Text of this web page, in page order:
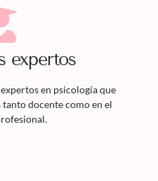
expertos
en psicología que
docente como en el